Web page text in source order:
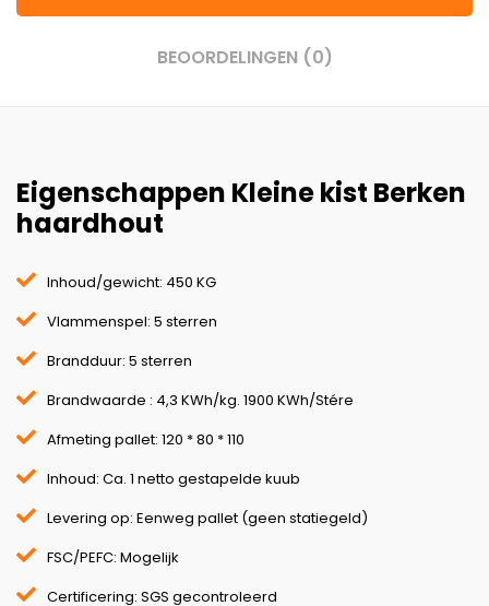
BEOORDELINGEN (0)
Eigenschappen Kleine kist Berken
haardhout
Inhoud/gewicht: 450 KG
Vlammenspel: 5 sterren
Brandduur: 5 sterren
Brandwaarde : 4,3 KWh/kg. 1900 KWh/Stére
Afmeting pallet: 120 * 80 * 110
Inhoud: Ca. 1 netto gestapelde kuub
Levering op: Eenweg pallet (geen statiegeld)
FSC/PEFC: Mogelijk
Certificering: SGS gecontroleerd